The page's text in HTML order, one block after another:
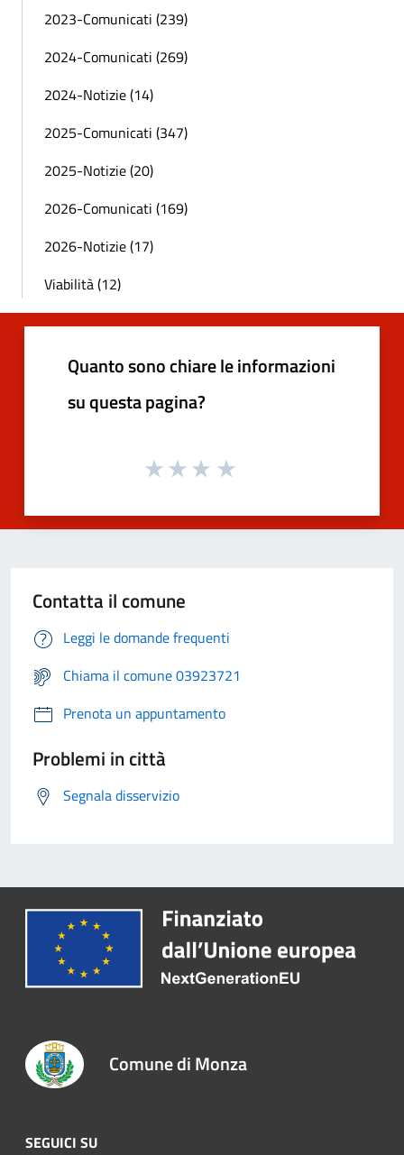
2023-Comunicati (239)
2024-Comunicati (269)
2024-Notizie (14)
2025-Comunicati (347)
2025-Notizie (20)
2026-Comunicati (169)
2026-Notizie (17)
Viabilità (12)
Quanto sono chiare le informazioni
su questa pagina?
Contatta il comune
Leggi le domande frequenti
Chiama il comune 03923721
Prenota un appuntamento
Problemi in città
Segnala disservizio
Comune di Monza
SEGUICI SU